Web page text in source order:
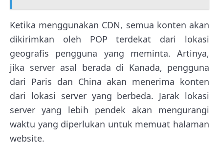
Ketika menggunakan CDN, semua konten akan
dikirimkan oleh POP terdekat dari lokasi
geografis pengguna yang meminta. Artinya,
jika server asal berada di Kanada, pengguna
dari Paris dan China akan menerima konten
dari lokasi server yang berbeda. Jarak lokasi
server yang lebih pendek akan mengurangi
waktu yang diperlukan untuk memuat halaman
website.